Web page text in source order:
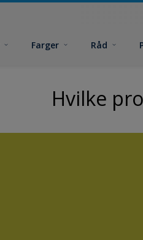
Farger Råd
Hvilke